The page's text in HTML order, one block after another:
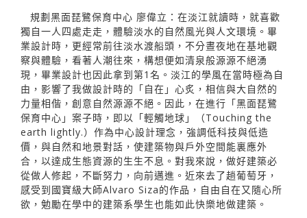
規劃黑面琵鷺保育中心 廖偉立：在淡江就讀時，就喜歡
獨自一人四處走走，體驗淡水的自然風光與人文環境。畢
業設計時，更經常前往淡水渡船頭，不分晝夜地在基地觀
察與體驗，看著人潮往來，構想便如清泉般源源不絕湧
現，畢業設計也因此拿到第1名。淡江的學風在當時極為自
由，影響了我做設計時的「自在」心炙，相信與大自然的
力量相偕，創意自然源源不絕。因此，在進行「黑面琵鷺
保育中心」案子時，即以「輕觸地球」（Touching the
earth lightly.）作為中心設計理念，強調低科技與低造
價，與自然和地景對話，使建築物與戶外空間能裏應外
合，以達成生態資源的生生不息。對我來說，做好建築必
從做人修起，不斷努力，向前邁進。近來去了趟葡萄牙，
感受到國寶級大師Alvaro Siza的作品，自由自在又隨心所
欲，勉勵在學中的建築系學生也能如此快樂地做建築。